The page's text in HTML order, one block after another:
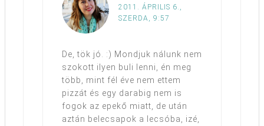
2011. ÁPRILIS 6.,
SZERDA, 9:57
De, tök jó. :) Mondjuk nálunk nem
szokott ilyen buli lenni, én meg
több, mint fél éve nem ettem
pizzát és egy darabig nem is
fogok az epekő miatt, de után
aztán belecsapok a lecsóba, izé,